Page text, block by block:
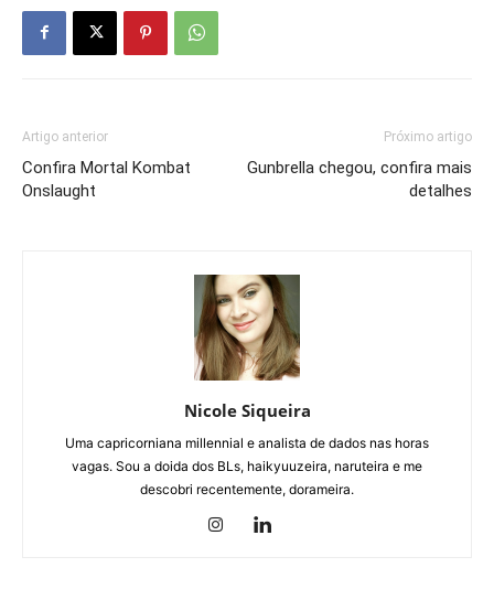
Artigo anterior
Confira Mortal Kombat
Onslaught
Próximo artigo
Gunbrella chegou, confira mais
detalhes
Nicole Siqueira
Uma capricorniana millennial e analista de dados nas horas
vagas. Sou a doida dos BLs, haikyuuzeira, naruteira e me
descobri recentemente, dorameira.